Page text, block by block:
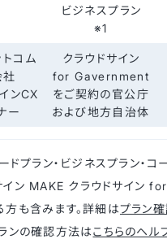
ビジネスプラン
※1
コム
社
ンCX
ー
クラウドサイン
for Gavernment
をご契約の官公庁
および地方自治体
ドプラン・ビジネスプラン・コ
イン MAKE クラウドサイン
方も含みます。詳細はプラン
ンの確認方法はこちらのヘル